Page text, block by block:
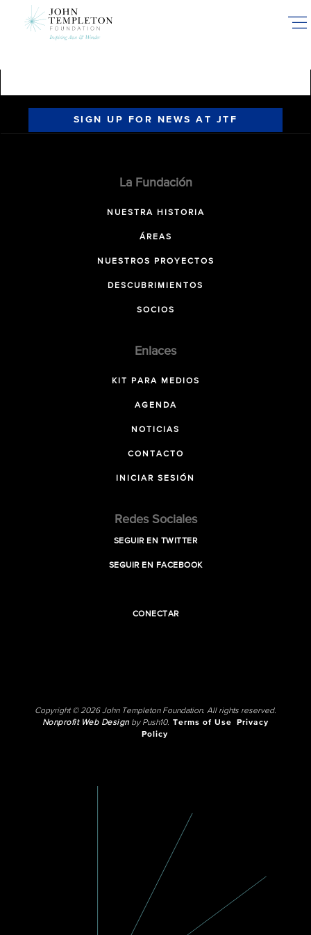
SIGN UP FOR NEWS AT JTF
La Fundación
NUESTRA HISTORIA
ÁREAS
NUESTROS PROYECTOS
DESCUBRIMIENTOS
SOCIOS
Enlaces
KIT PARA MEDIOS
AGENDA
NOTICIAS
CONTACTO
INICIAR SESIÓN
Redes Sociales
SEGUIR EN TWITTER
SEGUIR EN FACEBOOK
CONECTAR
Copyright © 2026 John Templeton Foundation. All rights reserved.
Nonprofit Web Designby Push10. Terms of Use
Privacy
Policy